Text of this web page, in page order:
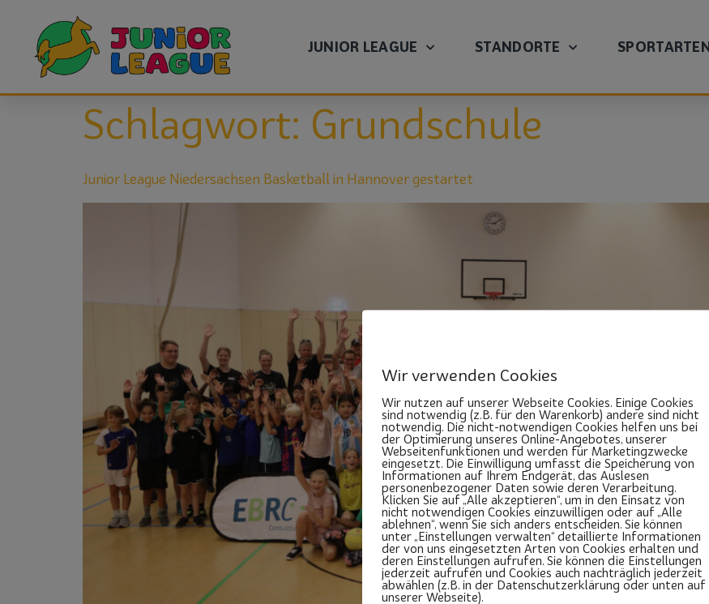
JUNIOR LEAGUE STANDORTE SPORTARTEN
Schlagwort: Grundschule
Junior League Niedersachsen Basketball in Hannover gestartet
Wir verwenden Cookies
Wir nutzen auf unserer Webseite Cookies. Einige Cookies
sind notwendig (z.B. für den Warenkorb) andere sind nicht
notwendig. Die nicht-notwendigen Cookies helfen uns bei
der Optimierung unseres Online-Angebotes, unserer
Webseitenfunktionen und werden für Marketingzwecke
eingesetzt. Die Einwilligung umfasst die Speicherung von
Informationen auf Ihrem Endgerät, das Auslesen
personenbezogener Daten sowie deren Verarbeitung.
Klicken Sie auf „Alle akzeptieren“, um in den Einsatz von
nicht notwendigen Cookies einzuwilligen oder auf „Alle
ablehnen“, wenn Sie sich anders entscheiden. Sie können
unter „Einstellungen verwalten“ detaillierte Informationen
der von uns eingesetzten Arten von Cookies erhalten und
deren Einstellungen aufrufen. Sie können die Einstellungen
jederzeit aufrufen und Cookies auch nachträglich jederzeit
abwählen (z.B. in der Datenschutzerklärung oder unten auf
unserer Webseite).